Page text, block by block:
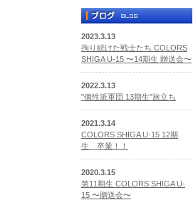
2023.3.13
拘り続けた戦士たち COLORS
SHIGA U-15 〜14期生 贈送会〜
2022.3.13
"個性派軍団 13期生"旅立ち
2021.3.14
COLORS SHIGA U-15 12期
生 卒業！！
2020.3.15
第11期生 COLORS SHIGA U-
15 〜贈送会〜